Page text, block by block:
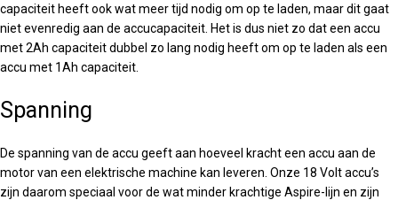
capaciteit heeft ook wat meer tijd nodig om op te laden, maar dit gaat
niet evenredig aan de accucapaciteit. Het is dus niet zo dat een accu
met 2Ah capaciteit dubbel zo lang nodig heeft om op te laden als een
accu met 1Ah capaciteit.
Spanning
De spanning van de accu geeft aan hoeveel kracht een accu aan de
motor van een elektrische machine kan leveren. Onze 18 Volt accu’s
zijn daarom speciaal voor de wat minder krachtige Aspire-lijn en zijn